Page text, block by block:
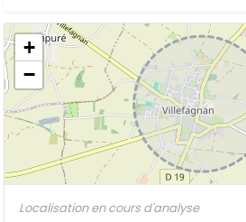
+
−
Localisation en cours d'analyse